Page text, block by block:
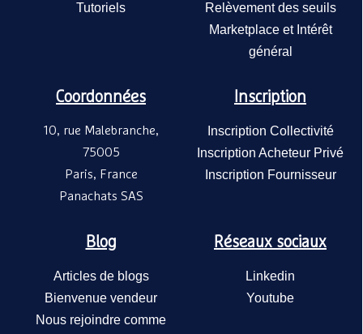
Tutoriels
Relèvement des seuils
Marketplace et Intérêt
général
Coordonnées
10, rue Malebranche,
75005
Paris, France
Panachats SAS
Inscription
Inscription Collectivité
Inscription Acheteur Privé
Inscription Fournisseur
Blog
Articles de blogs
Bienvenue vendeur
Nous rejoindre comme
Réseaux sociaux
Linkedin
Youtube